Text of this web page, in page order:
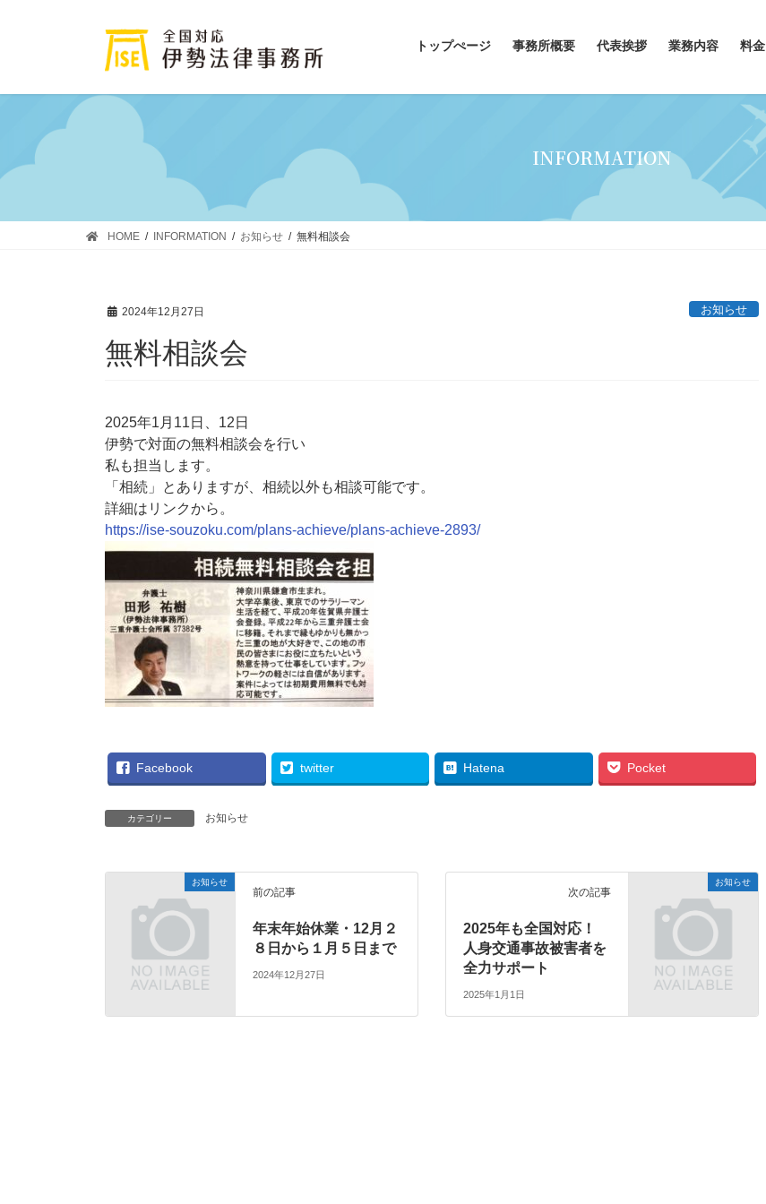
ツ
シ
移
トップぺージ 事務所概要 代表挨拶 業務内容 料金
INFORMATION
HOME INFORMATION お知らせ 無料相談会
2024年12月27日 お知らせ
無料相談会
2025年1月11日、12日
伊勢で対面の無料相談会を行い
私も担当します。
「相続」とありますが、相続以外も相談可能です。
詳細はリンクから。
https://ise-souzoku.com/plans-achieve/plans-achieve-2893/
Facebook twitter Hatena Pocket
カテゴリー お知らせ
お知らせ
前の記事
年末年始休業・12月２
８日から１月５日まで
2024年12月27日
お知らせ
次の記事
2025年も全国対応！
人身交通事故被害者を
全力サポート
2025年1月1日